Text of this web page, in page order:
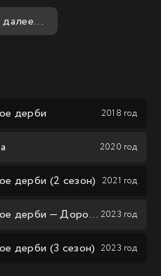
можно найти гармонию и
дерби 2018 год
2020 год
дерби (2 сезон) 2021 год
— Дорога к вершине 2023 год
дерби (3 сезон) 2023 год